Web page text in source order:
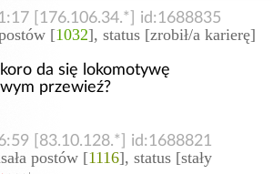
[176.106.34.*] id:1688835
[1032], status [zrobił/a karierę]
da się lokomotywę
przewieź?
[83.10.128.*] id:1688821
postów [1116], status [stały